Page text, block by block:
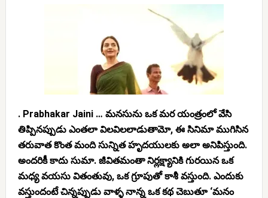
. Prabhakar Jaini … మనసును ఒక మర యంత్రంలో వేసి
తిప్పినప్పుడు ఎంతలా విలవిలలాడుతామో, ఈ సినిమా ముగిసిన
తరువాత కొంత మంది సున్నిత హృదయులకు అలా అనిపిస్తుంది.
అందరికీ కాదు సుమా. జీవితమంతా నిర్లక్ష్యానికి గురయిన ఒక
మధ్య వయసు వితంతువు, ఒక గ్రూపుతో కాశీ వస్తుంది. ఎందుకు
వస్తుందంటే చిన్నప్పుడు వాళ్ళ నాన్న ఒక కథ చెబుతూ ‘మనం